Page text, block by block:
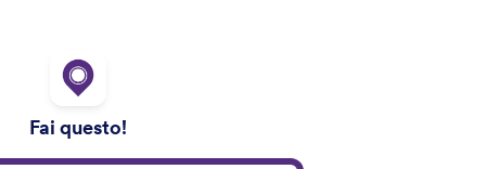
Fai questo!